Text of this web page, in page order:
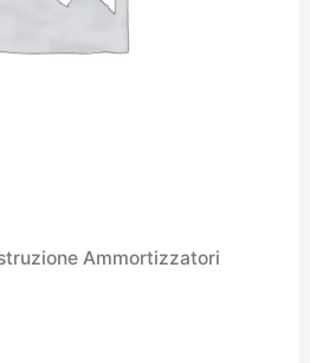
Ammortizzatori